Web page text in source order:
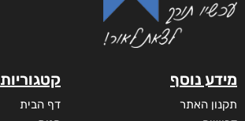
מידע נוסף
תקנון האתר
קטגוריות
דף הבית